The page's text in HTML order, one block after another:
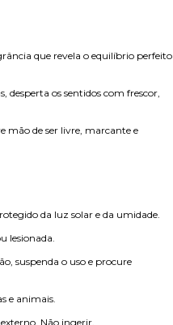
que revela o equilíbrio perfeito
desperta os sentidos com frescor,
mão de ser livre, marcante e
da luz solar e da umidade.
lesionada.
suspenda o uso e procure
e animais.
Não ingerir.